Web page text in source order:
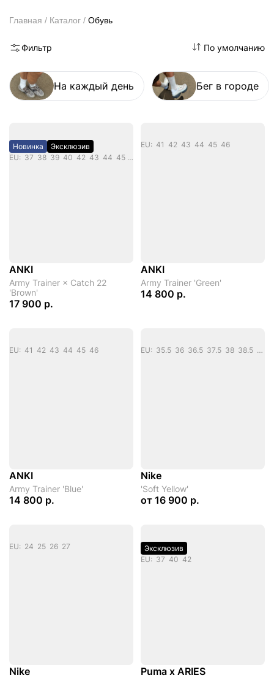
Главная Каталог Обувь
Фильтр По умолчанию
На каждый день Бег в городе
Новинка
Эксклюзив
EU: 37 38 39 40 42 43 44 45 46
ANKI
Army Trainer × Catch 22
'Brown'
17 900 р.
EU: 41 42 43 44 45 46
ANKI
Army Trainer 'Green'
14 800 р.
EU: 41 42 43 44 45 46
ANKI
Army Trainer 'Blue'
14 800 р.
EU: 35.5 36 36.5 37.5 38 38.5 39 40 40.5 41 42 42.5 43
Nike
'Soft Yellow'
от 16 900 р.
EU: 24 25 26 27
Nike
Эксклюзив
EU: 37 40 42
Puma x ARIES